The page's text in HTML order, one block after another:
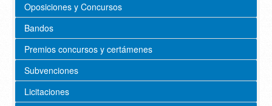
Oposiciones y Concursos
Bandos
Premios concursos y certámenes
Subvenciones
Licitaciones